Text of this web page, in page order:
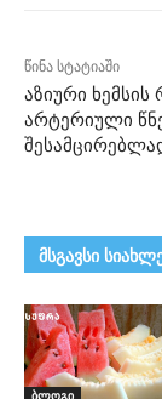
წინა სტატიაში
აზიური ხემსის
არტერიული
მსგავსი